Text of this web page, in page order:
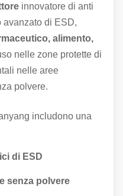
innovatore di anti
avanzato di ESD,
alimento,
nelle zone protette di
nelle aree
polvere.
includono una
di ESD
senza polvere